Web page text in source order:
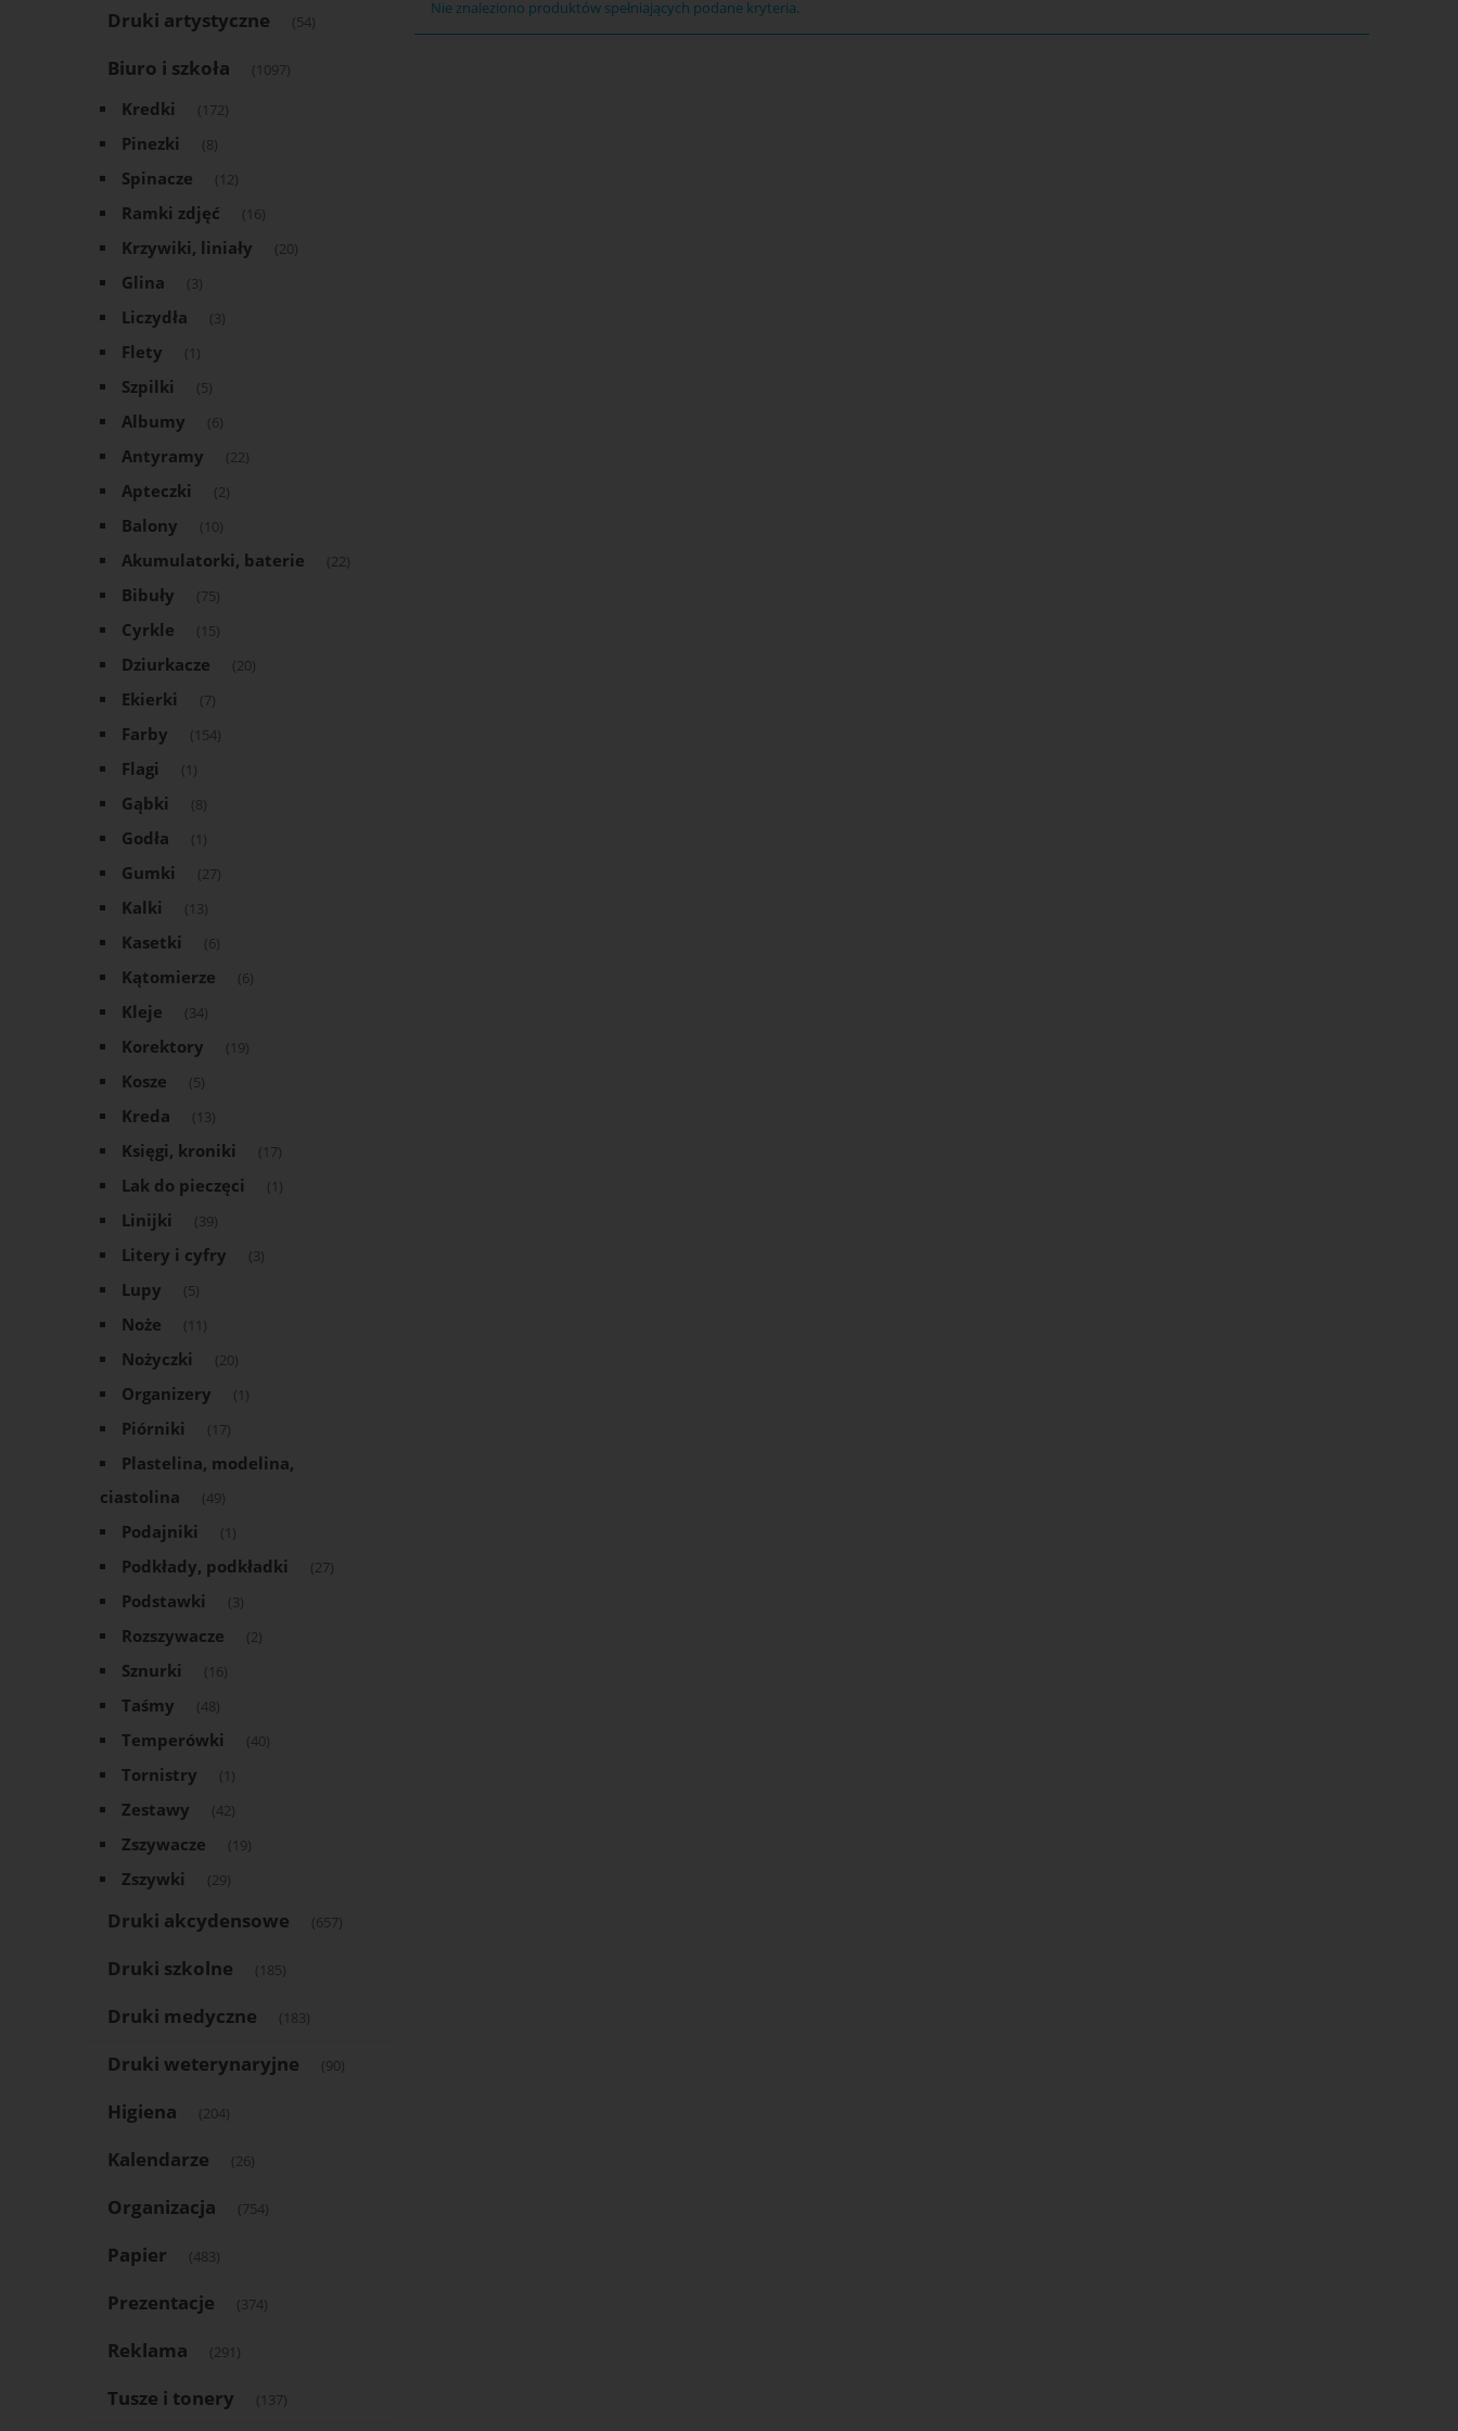
Druki artystyczne (54)
Biuro i szkoła (1097)
Kredki (172)
Pinezki (8)
Spinacze (12)
Ramki zdjęć (16)
Krzywiki, liniały (20)
Glina (3)
Liczydła (3)
Flety (1)
Szpilki (5)
Albumy (6)
Antyramy (22)
Apteczki (2)
Balony (10)
Akumulatorki, baterie (22)
Bibuły (75)
Cyrkle (15)
Dziurkacze (20)
Ekierki (7)
Farby (154)
Flagi (1)
Gąbki (8)
Godła (1)
Gumki (27)
Kalki (13)
Kasetki (6)
Kątomierze (6)
Kleje (34)
Korektory (19)
Kosze (5)
Kreda (13)
Księgi, kroniki (17)
Lak do pieczęci (1)
Linijki (39)
Litery i cyfry (3)
Lupy (5)
Noże (11)
Nożyczki (20)
Organizery (1)
Piórniki (17)
Plastelina, modelina,
ciastolina
(49)
Podajniki (1)
Podkłady, podkładki (27)
Podstawki (3)
Rozszywacze (2)
Sznurki (16)
Taśmy (48)
Temperówki (40)
Tornistry (1)
Zestawy (42)
Zszywacze (19)
Zszywki (29)
Druki akcydensowe (657)
Druki szkolne (185)
Druki medyczne (183)
Druki weterynaryjne (90)
Higiena (204)
Kalendarze (26)
Organizacja (754)
Papier (483)
Prezentacje (374)
Reklama (291)
Tusze i tonery (137)
Nie znaleziono produktów spełniających podane kryteria.